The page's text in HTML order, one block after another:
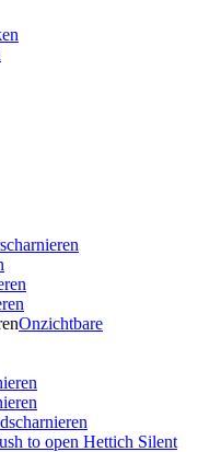
Onzichtbare
to open Hettich Silent